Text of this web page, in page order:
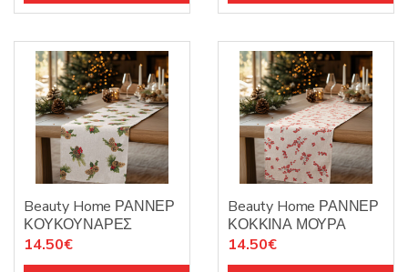
Beauty Home ΡΑΝΝΕΡ
ΚΟΥΚΟΥΝΑΡΕΣ
14.50€
Beauty Home ΡΑΝΝΕΡ
ΚΟΚΚΙΝΑ ΜΟΥΡΑ
14.50€